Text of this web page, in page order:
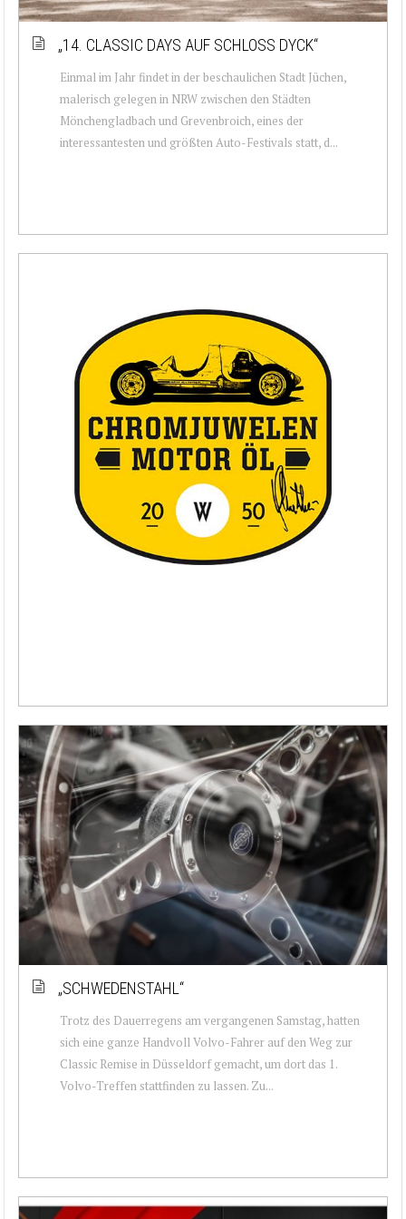
„14. CLASSIC DAYS AUF SCHLOSS DYCK“
Einmal im Jahr findet in der beschaulichen Stadt Jüchen,
malerisch gelegen in NRW zwischen den Städten
Mönchengladbach und Grevenbroich, eines der
interessantesten und größten Auto-Festivals statt, d...
„SCHWEDENSTAHL“
Trotz des Dauerregens am vergangenen Samstag, hatten
sich eine ganze Handvoll Volvo-Fahrer auf den Weg zur
Classic Remise in Düsseldorf gemacht, um dort das 1.
Volvo-Treffen stattfinden zu lassen. Zu...